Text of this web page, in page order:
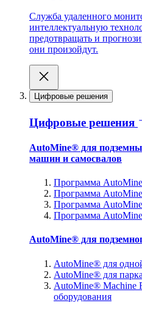
Служба удаленного
интеллектуальную
предотвращать и
они произойдут.
Цифровые решения
Цифровые решения
AutoMine® для
машин и самосвалов
Программа
Программа
Программа
Программа
AutoMine® для
AutoMine® для
AutoMine® для
AutoMine® Machine
оборудования